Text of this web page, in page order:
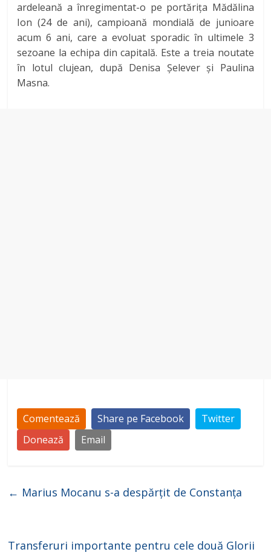
ardeleană a înregimentat-o pe portărița Mădălina
Ion (24 de ani), campioană mondială de junioare
acum 6 ani, care a evoluat sporadic în ultimele 3
sezoane la echipa din capitală. Este a treia noutate
în lotul clujean, după Denisa Șelever și Paulina
Masna.
Comentează Share pe Facebook
Twitter
Donează
Email
← Marius Mocanu s-a despărțit de Constanța
Transferuri importante pentru cele două Glorii